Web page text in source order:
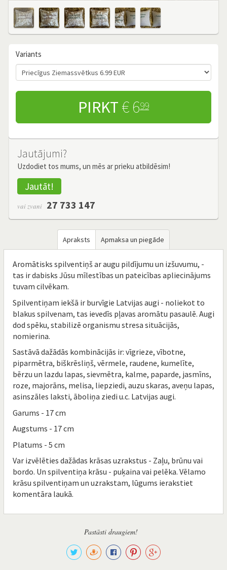
Variants
PIRKT € 699
Jautājumi?
Uzdodiet tos mums, un mēs ar prieku atbildēsim!
Jautāt!
vai zvani 27 733 147
Apraksts Apmaksa un piegāde
Aromātisks spilventiņš ar augu pildījumu un izšuvumu, -
tas ir dabisks Jūsu mīlestības un pateicības apliecinājums
tuvam cilvēkam.
Spilventiņam iekšā ir burvīgie Latvijas augi - noliekot to
blakus spilvenam, tas ievedīs pļavas aromātu pasaulē. Augi
dod spēku, stabilizē organismu stresa situācijās,
nomierina.
Sastāvā dažādās kombinācijās ir: vīgrieze, vībotne,
piparmētra, biškrēsliņš, vērmele, raudene, kumelīte,
bērzu un lazdu lapas, sievmētra, kalme, paparde, jasmīns,
roze, majorāns, melisa, liepziedi, auzu skaras, aveņu lapas,
asinszāles laksti, āboliņa ziedi u.c. Latvijas augi.
Garums - 17 cm
Augstums - 17 cm
Platums - 5 cm
Var izvēlēties dažādas krāsas uzrakstus - Zaļu, brūnu vai
bordo. Un spilventiņa krāsu - puķaina vai pelēka. Vēlamo
krāsu spilventiņam un uzrakstam, lūgums ierakstiet
komentāra laukā.
Pastāsti draugiem!